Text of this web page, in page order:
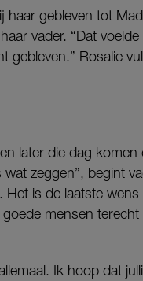
gebleven tot
vader. “Dat
gebleven.” Rosalie
later die dag
zeggen”, begint
Het is de laatste
mensen
Ik hoop dat